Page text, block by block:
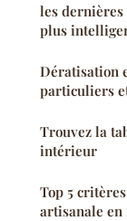
les
plus
Dératisation
particuliers
Trouvez la
intérieur
Top 5
artisanale en